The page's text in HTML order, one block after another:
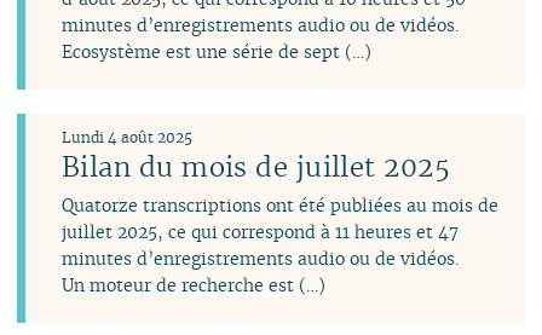
minutes d’enregistrements audio ou de vidéos.
Ecosystème est une série de sept (…)
Bilan du mois de juillet 2025
Lundi 4 août 2025
Quatorze transcriptions ont été publiées au mois de
juillet 2025, ce qui correspond à 11 heures et 47
minutes d’enregistrements audio ou de vidéos.
Un moteur de recherche est (…)